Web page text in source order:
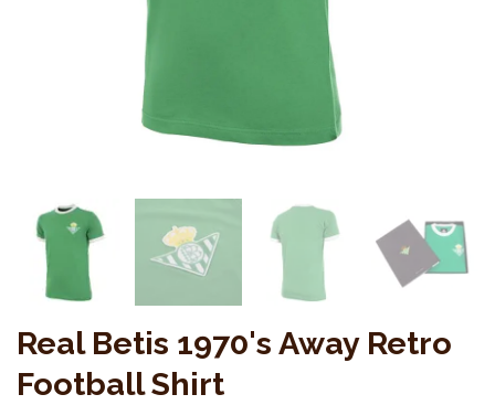
Real Betis 1970's Away Retro
Football Shirt